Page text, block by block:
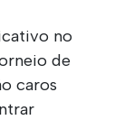
no
de
caros